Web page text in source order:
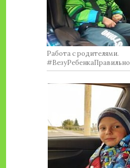
Работа с родителями.
#ВезуРебенкаПравильно